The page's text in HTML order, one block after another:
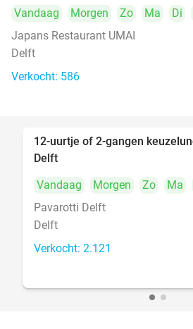
Vandaag Morgen Zo Ma Di
Japans Restaurant UMAI
Delft
Verkocht: 586
12-uurtje of 2-gangen
Delft
Vandaag
Morgen Zo Ma
Pavarotti Delft
Delft
Verkocht: 2.121